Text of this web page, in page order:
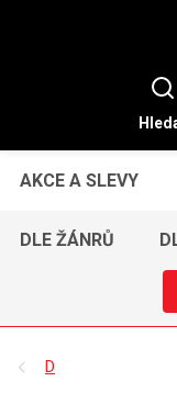
AKCE A SLEVY
DLE ŽÁNRŮ
D